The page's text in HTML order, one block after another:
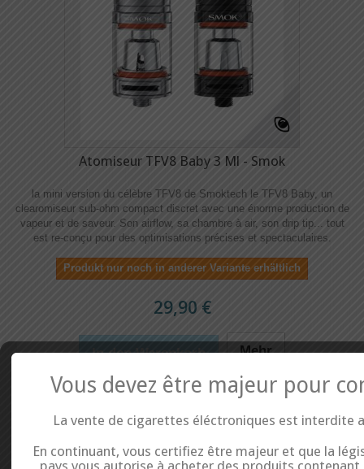
Atomiseur TFV8 Baby 3 Ml - Smok
la mini version du célèbre TFV8 de Smoktech le TFV8 Baby, un
clearomiseur sub-ohm compact discret avec une énorme production de
vapeur et de saveur. Son airflow, sa chambre à air, son drip tip... tout
est re-conçu pour des optimisations précises et spectaculaires.
Produkt nur noch in anderer Variante erhältlich
29,90 €
In den Warenkorb Mehr
Vous devez être majeur pour
La vente de cigarettes éléctroniques est interdite
En continuant, vous certifiez être majeur et que la
pays vous autorise à acheter des produits contenant